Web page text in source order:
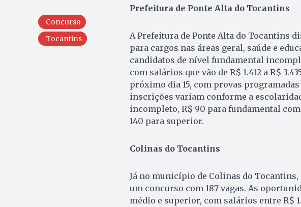
Concurso
Tocantins
Prefeitura de Ponte Alta do Tocantins
A Prefeitura de Ponte Alta do Tocantins
para cargos nas áreas geral, saúde e
candidatos de nível fundamental
com salários que vão de R$ 1.412 a R$
próximo dia 15, com provas programadas
inscrições variam conforme a
incompleto, R$ 90 para fundamental
140 para superior.
Colinas do Tocantins
Já no município de Colinas do
um concurso com 187 vagas. As
médio e superior, com salários entre R$